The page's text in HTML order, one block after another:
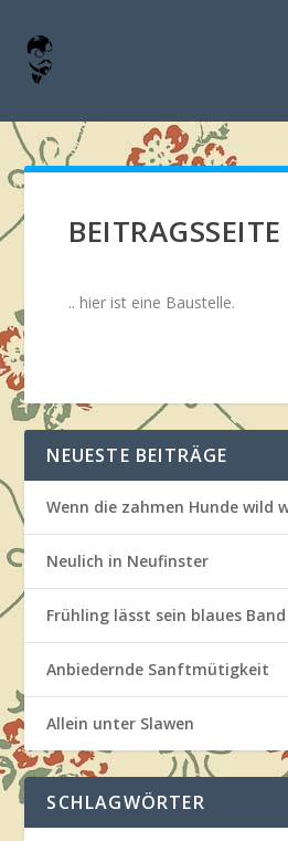
BEITRAGSSEITE
.. hier ist eine Baustelle.
NEUESTE BEITRÄGE
Wenn die zahmen Hunde wild
Neulich in Neufinster
Frühling lässt sein blaues Band
Anbiedernde Sanftmütigkeit
Allein unter Slawen
SCHLAGWÖRTER